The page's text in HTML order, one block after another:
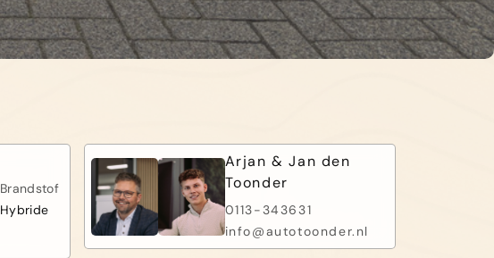
Brandstof
Hybride
Arjan & Jan den
Toonder
0113-343631
info@autotoonder.nl